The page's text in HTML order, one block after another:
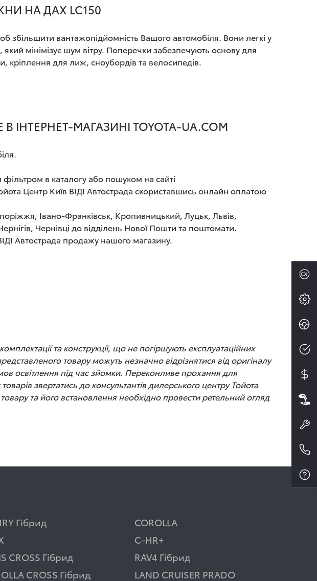
НА ДАХ LC150
вантажопідйомність Вашого автомобіля. Вони легкі у
мінімізує шум вітру. Поперечки забезпечують основу для
кріплення для лиж, сноубордів та велосипедів.
МАГАЗИНІ TOYOTA-UA.COM
в каталогу або пошуком на сайті
Центр Київ ВІДІ Автострада скориставшись онлайн оплатою
Івано-Франківськ, Кропивницький, Луцьк, Львів,
Чернівці до відділень Нової Пошти та поштомати.
Автострада продажу нашого магазину.
та конструкції, що не погіршують експлуатаційних
товару можуть незначно відрізнятися від оригіналу
освітлення під час зйомки. Переконливе прохання для
звертатись до консультантів дилерського центру Тойота
та його встановлення необхідно провести ретельний огляд
Гібрид
COROLLA
C-HR+
CROSS Гібрид
RAV4 Гібрид
CROSS Гібрид
LAND CRUISER PRADO